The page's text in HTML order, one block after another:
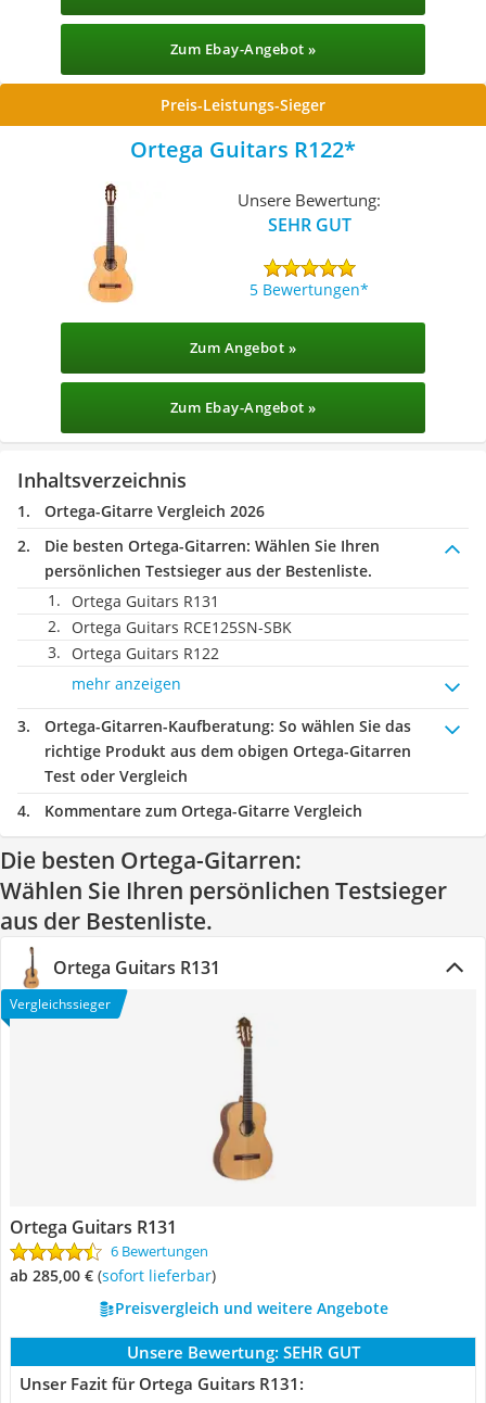
Zum Ebay-Angebot »
Preis-Leistungs-Sieger
Ortega Guitars R122
Unsere Bewertung:
SEHR GUT
5 Bewertungen
Zum Angebot »
Zum Ebay-Angebot »
Inhaltsverzeichnis
Ortega-Gitarre Vergleich 2026
Die besten Ortega-Gitarren: Wählen Sie Ihren
persönlichen Testsieger aus der Bestenliste.
Ortega Guitars R131
Ortega Guitars RCE125SN-SBK
Ortega Guitars R122
mehr anzeigen
Ortega-Gitarren-Kaufberatung: So wählen Sie das
richtige Produkt aus dem obigen Ortega-Gitarren
Test oder Vergleich
Kommentare zum Ortega-Gitarre Vergleich
Die besten Ortega-Gitarren:
Wählen Sie Ihren persönlichen Testsieger
aus der Bestenliste.
Ortega Guitars R131
Vergleichssieger
Ortega Guitars R131
6 Bewertungen
ab 285,00 € ( Sofort lieferbar)
Preisvergleich und weitere Angebote
Unsere Bewertung: SEHR GUT
Unser Fazit für Ortega Guitars R131: